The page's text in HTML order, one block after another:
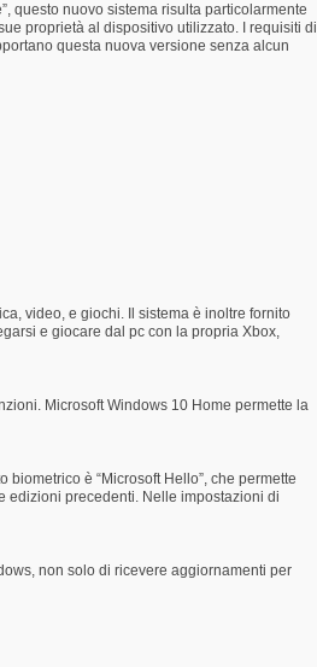
questo nuovo sistema risulta particolarmente
proprietà al dispositivo utilizzato. I requisiti di
questa nuova versione senza alcun
video, e giochi. Il sistema è inoltre fornito
e giocare dal pc con la propria Xbox,
Microsoft Windows 10 Home permette la
è “Microsoft Hello”, che permette
edizioni precedenti. Nelle impostazioni di
non solo di ricevere aggiornamenti per